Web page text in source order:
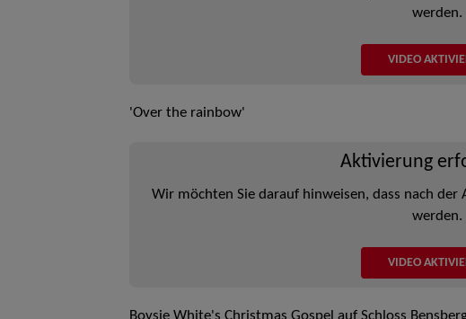
werden.
VIDEO
'Over the rainbow'
Aktivierung
Wir möchten Sie darauf hinweisen, dass nach
werden.
VIDEO